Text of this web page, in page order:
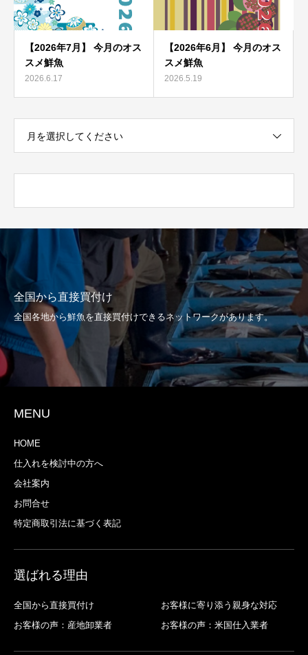
【2026年7月】 今月のオス
スメ鮮魚
2026.6.17
【2026年6月】 今月のオス
スメ鮮魚
2026.5.19
月を選択してください
全国から直接買付け
全国各地から鮮魚を直接買付けできるネットワークがあります。
MENU
HOME
仕入れを検討中の方へ
会社案内
お問合せ
特定商取引法に基づく表記
選ばれる理由
全国から直接買付け
お客様に寄り添う親身な対応
お客様の声：産地卸業者
お客様の声：米国仕入業者